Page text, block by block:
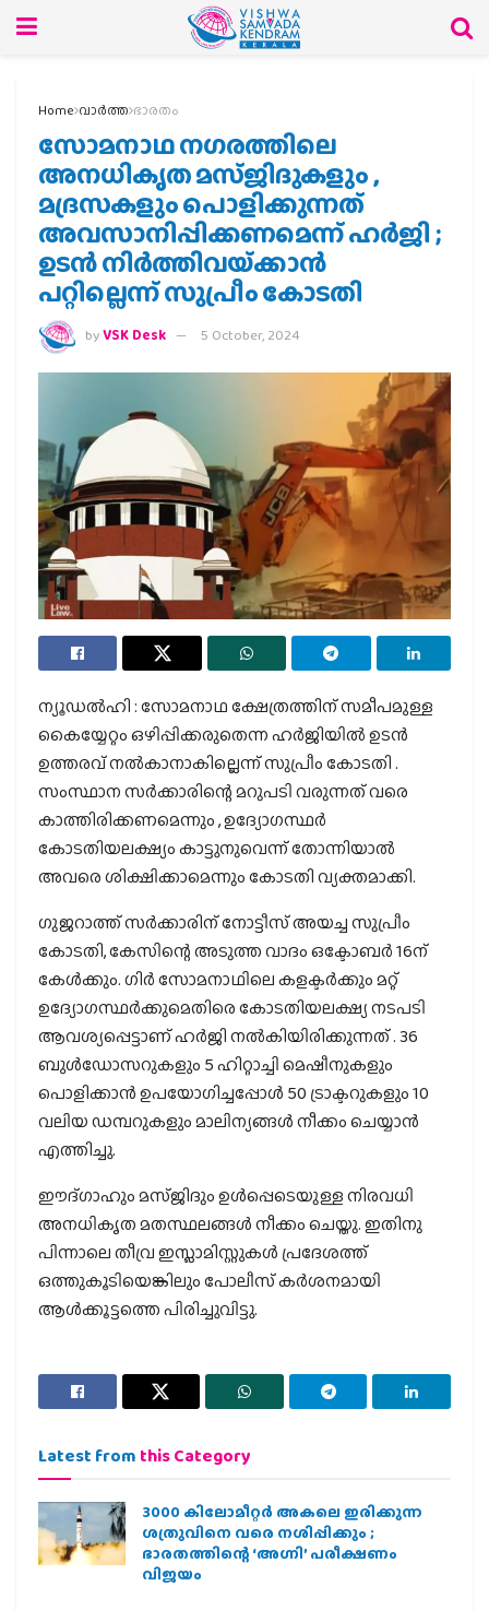
Home വാര്‍ത്ത ഭാരതം
സോമനാഥ നഗരത്തിലെ
അനധികൃത മസ്ജിദുകളും ,
മദ്രസകളും പൊളിക്കുന്നത്
അവസാനിപ്പിക്കണമെന്ന് ഹർജി ;
ഉടൻ നിർത്തിവയ്‌ക്കാൻ
പറ്റില്ലെന്ന് സുപ്രീം കോടതി
byVSK Desk 5 October, 2024
ന്യൂഡൽഹി : സോമനാഥ ക്ഷേത്രത്തിന് സമീപമുള്ള
കൈയ്യേറ്റം ഒഴിപ്പിക്കരുതെന്ന ഹർജിയിൽ ഉടൻ
ഉത്തരവ് നൽകാനാകില്ലെന്ന് സുപ്രീം കോടതി .
സംസ്ഥാന സർക്കാരിന്റെ മറുപടി വരുന്നത് വരെ
കാത്തിരിക്കണമെന്നും , ഉദ്യോഗസ്ഥർ
കോടതിയലക്ഷ്യം കാട്ടുനുവെന്ന് തോന്നിയാൽ
അവരെ ശിക്ഷിക്കാമെന്നും കോടതി വ്യക്തമാക്കി.
ഗുജറാത്ത് സർക്കാരിന് നോട്ടീസ് അയച്ച സുപ്രീം
കോടതി, കേസിന്റെ അടുത്ത വാദം ഒക്ടോബർ 16ന്
കേൾക്കും. ഗിർ സോമനാഥിലെ കളക്ടർക്കും മറ്റ്
ഉദ്യോഗസ്ഥർക്കുമെതിരെ കോടതിയലക്ഷ്യ നടപടി
ആവശ്യപ്പെട്ടാണ് ഹർജി നൽകിയിരിക്കുന്നത് . 36
ബുൾഡോസറുകളും 5 ഹിറ്റാച്ചി മെഷീനുകളും
പൊളിക്കാൻ ഉപയോഗിച്ചപ്പോൾ 50 ട്രാക്ടറുകളും 10
വലിയ ഡമ്പറുകളും മാലിന്യങ്ങൾ നീക്കം ചെയ്യാൻ
എത്തിച്ചു.
ഈദ്ഗാഹും മസ്ജിദും ഉൾപ്പെടെയുള്ള നിരവധി
അനധികൃത മതസ്ഥലങ്ങൾ നീക്കം ചെയ്തു. ഇതിനു
പിന്നാലെ തീവ്ര ഇസ്ലാമിസ്റ്റുകൾ പ്രദേശത്ത്
ഒത്തുകൂടിയെങ്കിലും പോലീസ് കർശനമായി
ആൾക്കൂട്ടത്തെ പിരിച്ചുവിട്ടു.
Latest from this Category
3000 കിലോമീറ്റർ അകലെ ഇരിക്കുന്ന
ശത്രുവിനെ വരെ നശിപ്പിക്കും ;
ഭാരതത്തിന്റെ ‘അഗ്നി’ പരീക്ഷണം
വിജയം